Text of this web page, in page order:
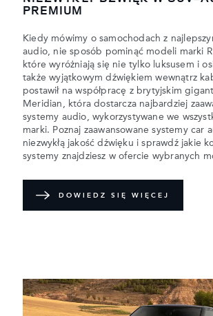
PREMIUM
Kiedy mówimy o samochodach z
audio, nie sposób pominąć modeli marki
które wyróżniają się nie tylko luksusem i
także wyjątkowym dźwiękiem wewnątrz
postawił na współpracę z brytyjskim
Meridian, która dostarcza najbardziej
systemy audio, wykorzystywane we
marki. Poznaj zaawansowane systemy car
niezwykłą jakość dźwięku i sprawdź jakie
systemy znajdziesz w ofercie wybranych
DOWIEDZ SIĘ WIĘCEJ